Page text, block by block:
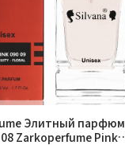
Элитный парфюм
Zarkoperfume Pink